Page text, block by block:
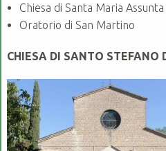
Chiesa di Santa Maria
Oratorio di San Martino
CHIESA DI SANTO STEFANO